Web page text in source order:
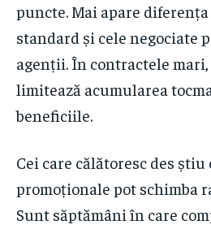
puncte. Mai apare
standard și cele negociate
agenții. În contractele
limitează acumularea
beneficiile.
Cei care călătoresc des știu
promoționale pot schimba
Sunt săptămâni în care